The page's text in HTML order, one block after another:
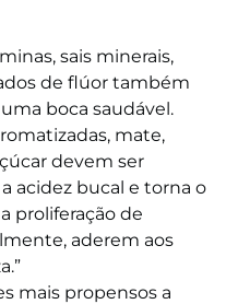
sais minerais,
de flúor também
boca saudável.
mate,
devem ser
acidez bucal e torna o
proliferação de
aderem aos
mais propensos a